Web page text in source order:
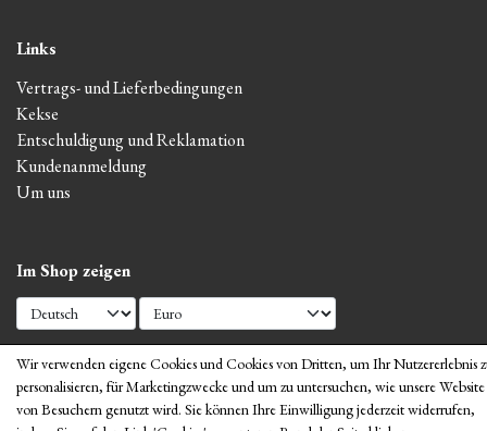
Links
Vertrags- und Lieferbedingungen
Kekse
Entschuldigung und Reklamation
Kundenanmeldung
Um uns
Im Shop zeigen
Wir verwenden eigene Cookies und Cookies von Dritten, um Ihr Nutzererlebnis
personalisieren, für Marketingzwecke und um zu untersuchen, wie unsere Website
von Besuchern genutzt wird. Sie können Ihre Einwilligung jederzeit widerrufen,